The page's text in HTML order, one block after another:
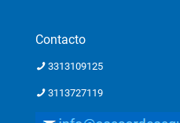
Contacto
3313109125
3113727119